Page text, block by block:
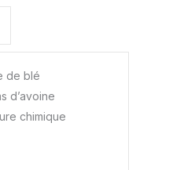
de blé
d’avoine
chimique